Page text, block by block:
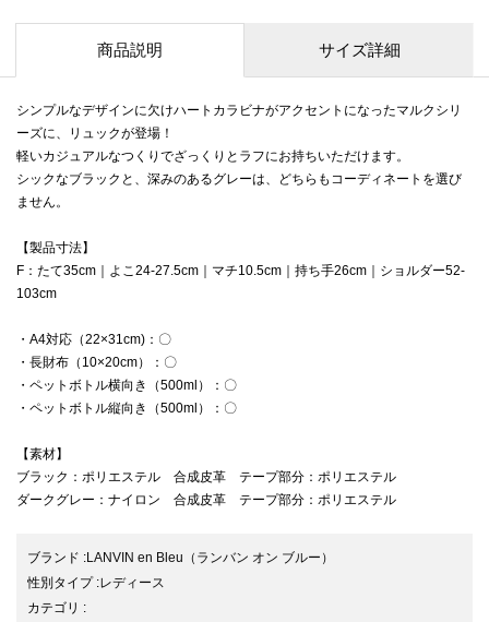
商品説明 サイズ詳細
シンプルなデザインに欠けハートカラビナがアクセントになったマルクシリ
ーズに、リュックが登場！
軽いカジュアルなつくりでざっくりとラフにお持ちいただけます。
シックなブラックと、深みのあるグレーは、どちらもコーディネートを選び
ません。
【製品寸法】
F：たて35cm｜よこ24-27.5cm｜マチ10.5cm｜持ち手26cm｜ショルダー52-
103cm
・A4対応（22×31cm)：〇
・長財布（10×20cm）：〇
・ペットボトル横向き（500ml）：〇
・ペットボトル縦向き（500ml）：〇
【素材】
ブラック：ポリエステル 合成皮革 テープ部分：ポリエステル
ダークグレー：ナイロン 合成皮革 テープ部分：ポリエステル
ブランド :LANVIN en Bleu （ランバン オン ブルー）
性別タイプ:レディース
カテゴリ :